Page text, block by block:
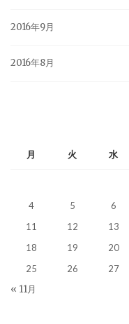
2016年9月
2016年8月
月 火 水
4
5 6
11
12 13
18
19 20
25
26 27
« 11月